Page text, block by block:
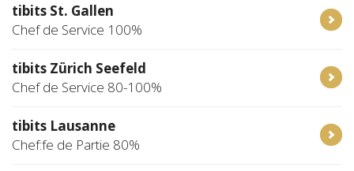
tibits St. Gallen
Chef de Service 100%
tibits Zürich Seefeld
Chef de Service 80-100%
tibits Lausanne
Chef:fe de Partie 80%